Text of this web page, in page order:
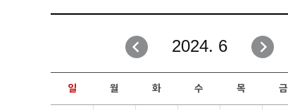
취업성공지원과
창업지원·교육센터
현장실습/IPP사업단
자유게시판
일정안내
보도자료
2024. 6
일 월 화 수 목 금